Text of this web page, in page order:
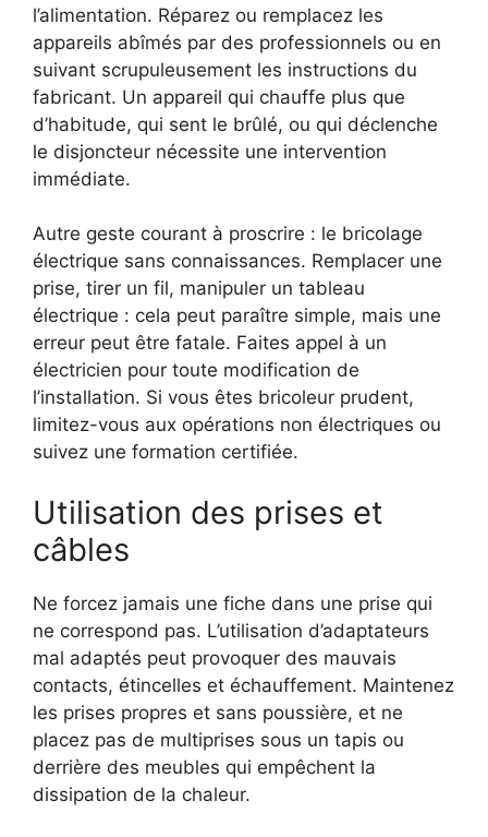
l’alimentation. Réparez ou remplacez les
appareils abîmés par des professionnels ou en
suivant scrupuleusement les instructions du
fabricant. Un appareil qui chauffe plus que
d’habitude, qui sent le brûlé, ou qui déclenche
le disjoncteur nécessite une intervention
immédiate.
Autre geste courant à proscrire : le bricolage
électrique sans connaissances. Remplacer une
prise, tirer un fil, manipuler un tableau
électrique : cela peut paraître simple, mais une
erreur peut être fatale. Faites appel à un
électricien pour toute modification de
l’installation. Si vous êtes bricoleur prudent,
limitez-vous aux opérations non électriques ou
suivez une formation certifiée.
Utilisation des prises et
câbles
Ne forcez jamais une fiche dans une prise qui
ne correspond pas. L’utilisation d’adaptateurs
mal adaptés peut provoquer des mauvais
contacts, étincelles et échauffement. Maintenez
les prises propres et sans poussière, et ne
placez pas de multiprises sous un tapis ou
derrière des meubles qui empêchent la
dissipation de la chaleur.